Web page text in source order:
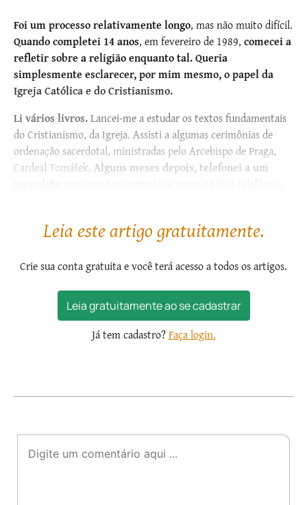
Foi um processo relativamente longo, mas não muito difícil.
Quando completei 14 anos, em fevereiro de 1989, comecei a
refletir sobre a religião enquanto tal.Queria
simplesmente esclarecer, por mim mesmo, o papel da
Igreja Católica e do Cristianismo.
Li vários livros.Lancei-me a estudar os textos fundamentais
do Cristianismo, da Igreja. Assisti a algumas cerimônias de
ordenação sacerdotal, ministradas pelo Arcebispo de Praga,
Cardeal Tomášek. Alguns meses depois, telefonei a um
Leia este artigo gratuitamente.
Crie sua conta gratuita e você terá acesso a todos os artigos.
Leia gratuitamente ao se cadastrar
Já tem cadastro?Faça login.